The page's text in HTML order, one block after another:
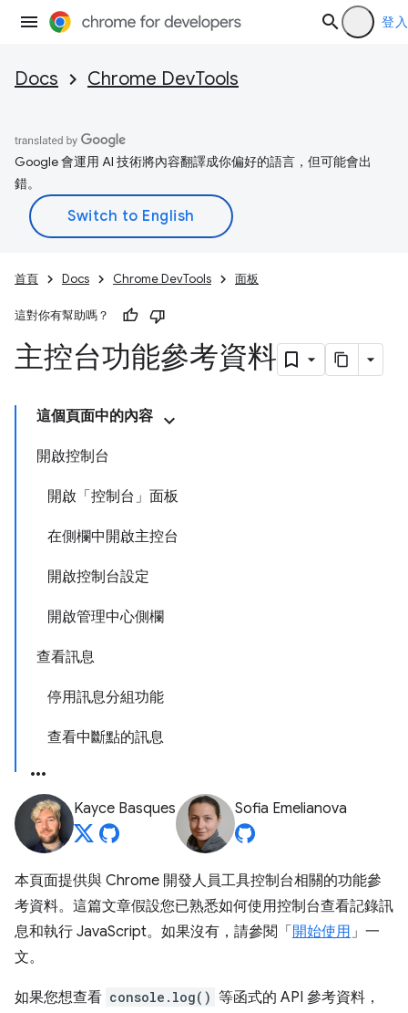
登入
Docs Chrome DevTools
Google 會運用 AI 技術將內容翻譯成你偏好的語言，但可能會出
錯。
首頁 Docs Chrome DevTools 面板
這對你有幫助嗎？
主控台功能參考資料
這個頁面中的內容
開啟控制台
開啟「控制台」面板
在側欄中開啟主控台
開啟控制台設定
開啟管理中心側欄
查看訊息
停用訊息分組功能
查看中斷點的訊息
Kayce Basques Sofia Emelianova
本頁面提供與 Chrome 開發人員工具控制台相關的功能參
考資料。這篇文章假設您已熟悉如何使用控制台查看記錄訊
息和執行 JavaScript。如果沒有，請參閱「 開始使用」一
文。
如果您想查看 console.log() 等函式的 API 參考資料，